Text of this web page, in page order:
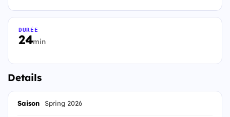
24min
DURÉE
Details
Saison Spring 2026